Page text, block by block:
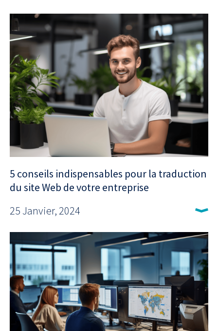
5 conseils indispensables pour la traduction
du site Web de votre entreprise
25 Janvier, 2024